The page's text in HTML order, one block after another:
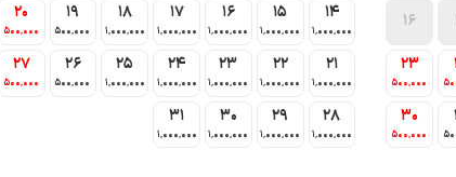
16
23
500٬000
30
500٬000
14
1٬000٬000
15
1٬000٬000
16
1٬000٬000
17
1٬000٬000
18
1٬000٬000
19
500٬000
20
500٬000
21
1٬000٬000
22
1٬000٬000
23
1٬000٬000
24
1٬000٬000
25
1٬000٬000
26
500٬000
27
500٬000
28
1٬000٬000
29
1٬000٬000
30
1٬000٬000
31
1٬000٬000